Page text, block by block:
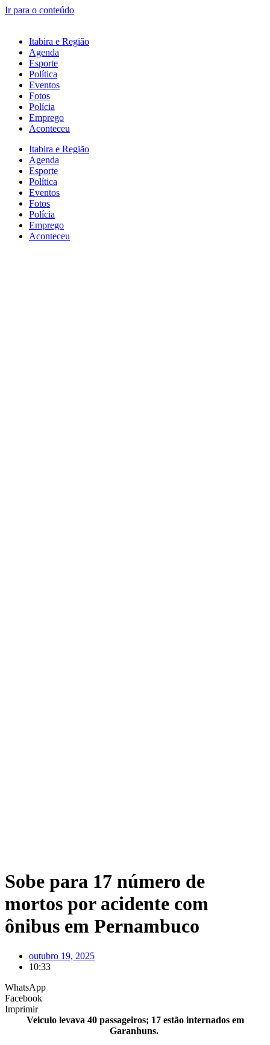
Ir para o conteúdo
Itabira e Região
Agenda
Esporte
Política
Eventos
Fotos
Polícia
Emprego
Aconteceu
Itabira e Região
Agenda
Esporte
Política
Eventos
Fotos
Polícia
Emprego
Aconteceu
Sobe para 17 número de
mortos por acidente com
ônibus em Pernambuco
outubro 19, 2025
10:33
WhatsApp
Facebook
Imprimir
Veiculo levava 40 passageiros; 17 estão internados em
Garanhuns.